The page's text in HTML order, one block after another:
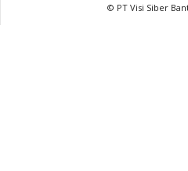
© PT Visi Siber